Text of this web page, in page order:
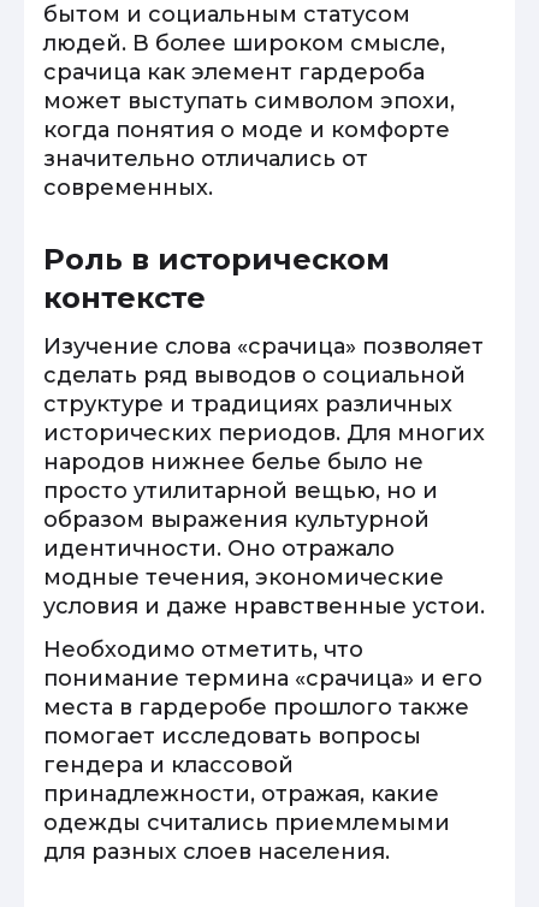
бытом и социальным статусом
людей. В более широком смысле,
срачица как элемент гардероба
может выступать символом эпохи,
когда понятия о моде и комфорте
значительно отличались от
современных.
Роль в историческом
контексте
Изучение слова «срачица» позволяет
сделать ряд выводов о социальной
структуре и традициях различных
исторических периодов. Для многих
народов нижнее белье было не
просто утилитарной вещью, но и
образом выражения культурной
идентичности. Оно отражало
модные течения, экономические
условия и даже нравственные устои.
Необходимо отметить, что
понимание термина «срачица» и его
места в гардеробе прошлого также
помогает исследовать вопросы
гендера и классовой
принадлежности, отражая, какие
одежды считались приемлемыми
для разных слоев населения.